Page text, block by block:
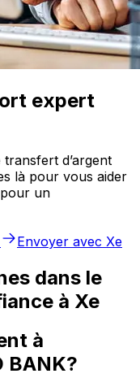
expert
d’argent
là pour vous aider
un
Envoyer avec Xe
dans le
à Xe
à
BANK?